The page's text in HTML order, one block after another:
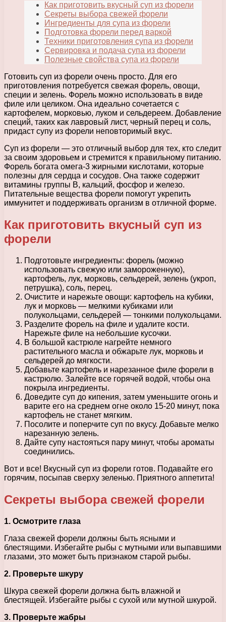
Как приготовить вкусный суп из форели
Секреты выбора свежей форели
Ингредиенты для супа из форели
Подготовка форели перед варкой
Техники приготовления супа из форели
Сервировка и подача супа из форели
Полезные свойства супа из форели
Готовить суп из форели очень просто. Для его
приготовления потребуется свежая форель, овощи,
специи и зелень. Форель можно использовать в виде
филе или целиком. Она идеально сочетается с
картофелем, морковью, луком и сельдереем. Добавление
специй, таких как лавровый лист, черный перец и соль,
придаст супу из форели неповторимый вкус.
Суп из форели — это отличный выбор для тех, кто следит
за своим здоровьем и стремится к правильному питанию.
Форель богата омега-3 жирными кислотами, которые
полезны для сердца и сосудов. Она также содержит
витамины группы В, кальций, фосфор и железо.
Питательные вещества форели помогут укрепить
иммунитет и поддерживать организм в отличной форме.
Как приготовить вкусный суп из
форели
Подготовьте ингредиенты: форель (можно
использовать свежую или замороженную),
картофель, лук, морковь, сельдерей, зелень (укроп,
петрушка), соль, перец.
Очистите и нарежьте овощи: картофель на кубики,
лук и морковь — мелкими кубиками или
полукольцами, сельдерей — тонкими полукольцами.
Разделите форель на филе и удалите кости.
Нарежьте филе на небольшие кусочки.
В большой кастрюле нагрейте немного
растительного масла и обжарьте лук, морковь и
сельдерей до мягкости.
Добавьте картофель и нарезанное филе форели в
кастрюлю. Залейте все горячей водой, чтобы она
покрыла ингредиенты.
Доведите суп до кипения, затем уменьшите огонь и
варите его на среднем огне около 15-20 минут, пока
картофель не станет мягким.
Посолите и поперчите суп по вкусу. Добавьте мелко
нарезанную зелень.
Дайте супу настояться пару минут, чтобы ароматы
соединились.
Вот и все! Вкусный суп из форели готов. Подавайте его
горячим, посыпав сверху зеленью. Приятного аппетита!
Секреты выбора свежей форели
1. Осмотрите глаза
Глаза свежей форели должны быть ясными и
блестящими. Избегайте рыбы с мутными или выпавшими
глазами, это может быть признаком старой рыбы.
2. Проверьте шкуру
Шкура свежей форели должна быть влажной и
блестящей. Избегайте рыбы с сухой или мутной шкурой.
3. Проверьте жабры